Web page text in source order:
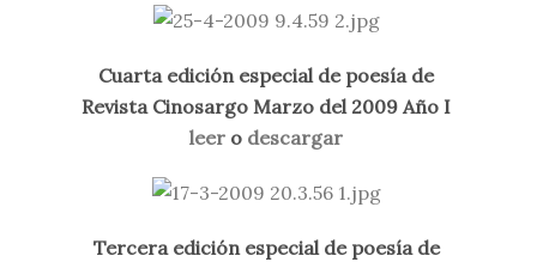
Cuarta edición especial de poesía de
Revista Cinosargo Marzo del 2009 Año I
leer o descargar
Tercera edición especial de poesía de